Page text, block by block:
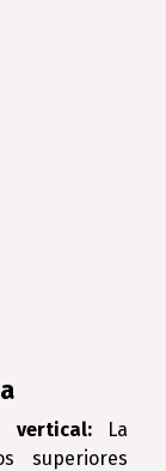
vertical:La
superiores